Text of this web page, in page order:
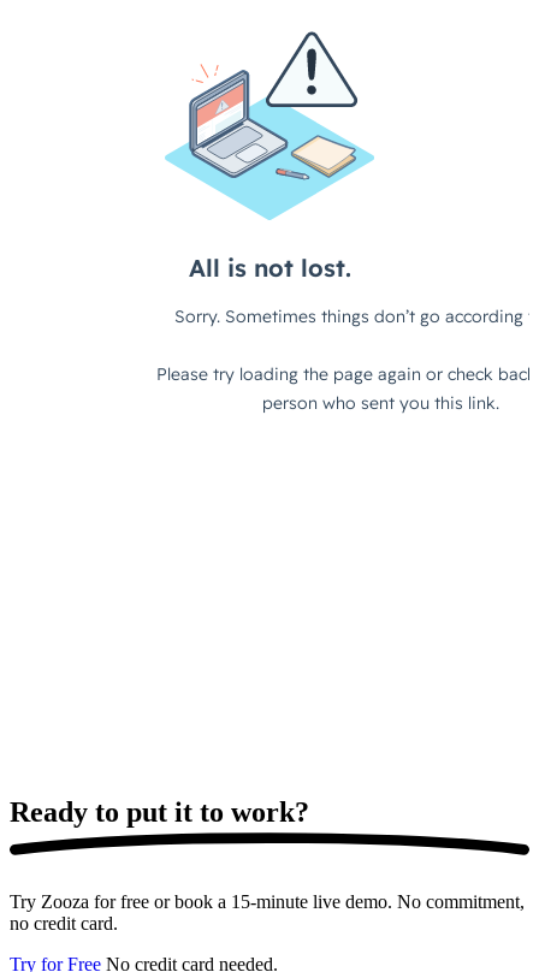
Ready to put it to work?
Try Zooza for free or book a 15-minute live demo. No commitment,
no credit card.
Try for Free No credit card needed.